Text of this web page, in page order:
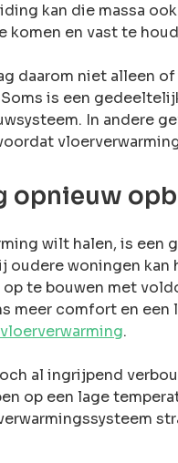
kan die massa
komen en vast te
daarom niet alleen
is een
In andere
opnieuw
wilt halen, is een
woningen kan
te bouwen met
meer comfort en een
.
al ingrijpend
op een lage